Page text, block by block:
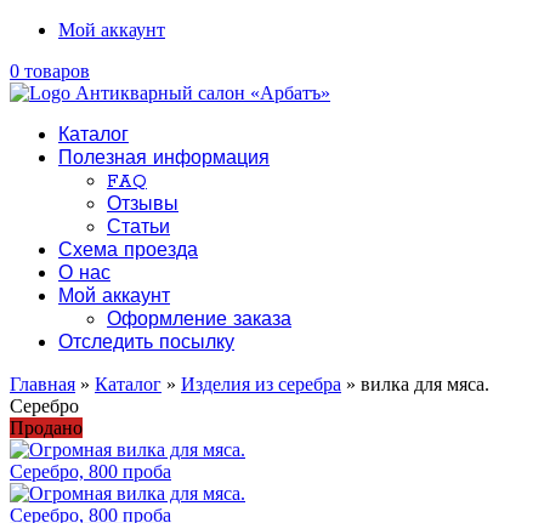
Мой аккаунт
0 товаров
Каталог
Полезная информация
FAQ
Отзывы
Статьи
Схема проезда
О нас
Мой аккаунт
Оформление заказа
Отследить посылку
Главная » Каталог » Изделия из серебра » вилка для мяса.
Серебро
Продано